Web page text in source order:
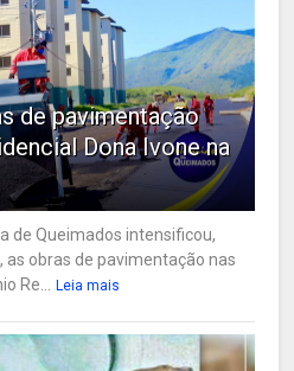
de pavimentação
Dona Ivone na
de Queimados intensificou,
obras de pavimentação nas
Re...
Leia mais